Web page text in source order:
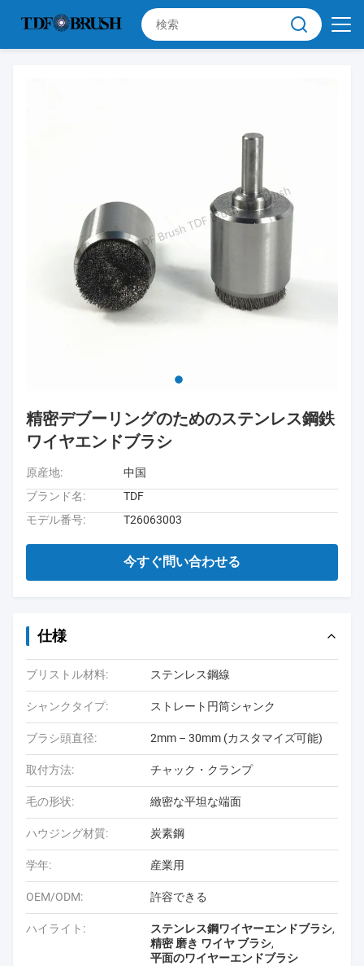
精密デブーリングのためのステンレス鋼鉄
ワイヤエンドブラシ
原産地:
中国
ブランド名:
TDF
モデル番号:
T26063003
今すぐ問い合わせる
仕様
ブリストル材料: ステンレス鋼線
シャンクタイプ: ストレート円筒シャンク
ブラシ頭直径: 2mm – 30mm (カスタマイズ可能)
取付方法: チャック・クランプ
毛の形状: 緻密な平坦な端面
ハウジング材質: 炭素鋼
学年: 産業用
OEM/ODM: 許容できる
ハイライト: ステンレス鋼ワイヤーエンドブラシ,
精密 磨き ワイヤ ブラシ,
平面のワイヤーエンドブラシ